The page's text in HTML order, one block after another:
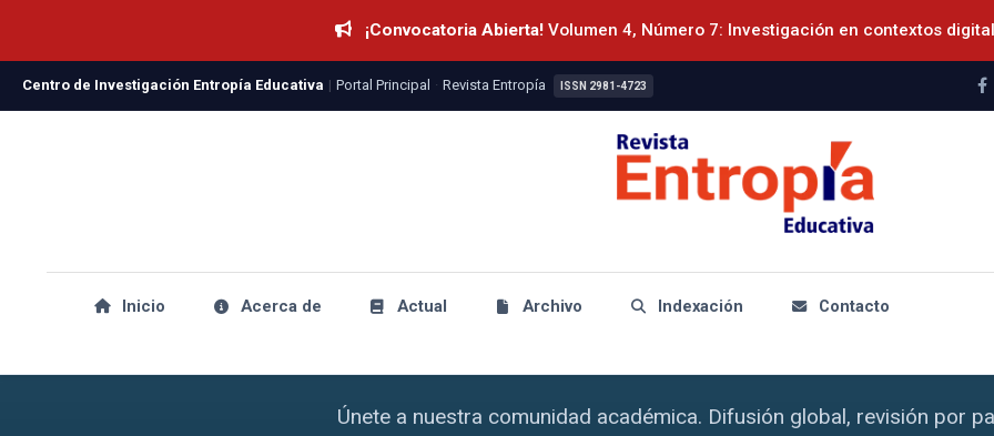
¡Convocatoria Abierta!Volumen 4, Número 7: Investigación en contextos
Centro de Investigación Entropía Educativa | Portal Principal · Revista Entropía ISSN 2981-4723
Inicio Acerca de Actual Archivo Indexación Contacto
Publica tu investigación en una revista
Únete a nuestra comunidad académica. Difusión global, revisión por